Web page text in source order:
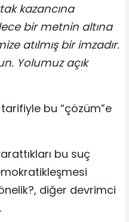
kazancına
bir metnin altına
atılmış bir imzadır.
Yolumuz açık
tarifiyle bu “çözüm”e
bu suç
diğer devrimci